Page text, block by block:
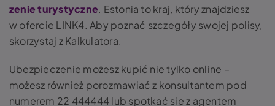
zenie turystyczne. Estonia to kraj, który znajdziesz
w ofercie LINK4. Aby poznać szczegóły swojej polisy,
skorzystaj z Kalkulatora.
Ubezpieczenie możesz kupić nie tylko online –
możesz również porozmawiać z konsultantem pod
numerem 22 444444 lub spotkać się z agentem